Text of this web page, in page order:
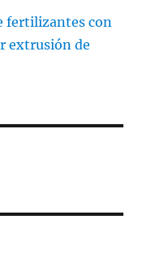
fertilizantes con
extrusión de